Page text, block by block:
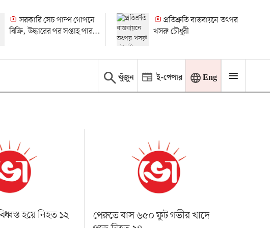
সরকারি সেচ পাম্প গোপনে
বিক্রি, উদ্ধারের পর সপ্তাহ পার
প্রতিশ্রুতি বাস্তবায়নে তৎপর
খসরু চৌধুরী
খুঁজুন ই-পেপার Eng
হয়ে নিহত ১২
পেরুতে বাস ৬৫০ ফুট গভীর খাদে